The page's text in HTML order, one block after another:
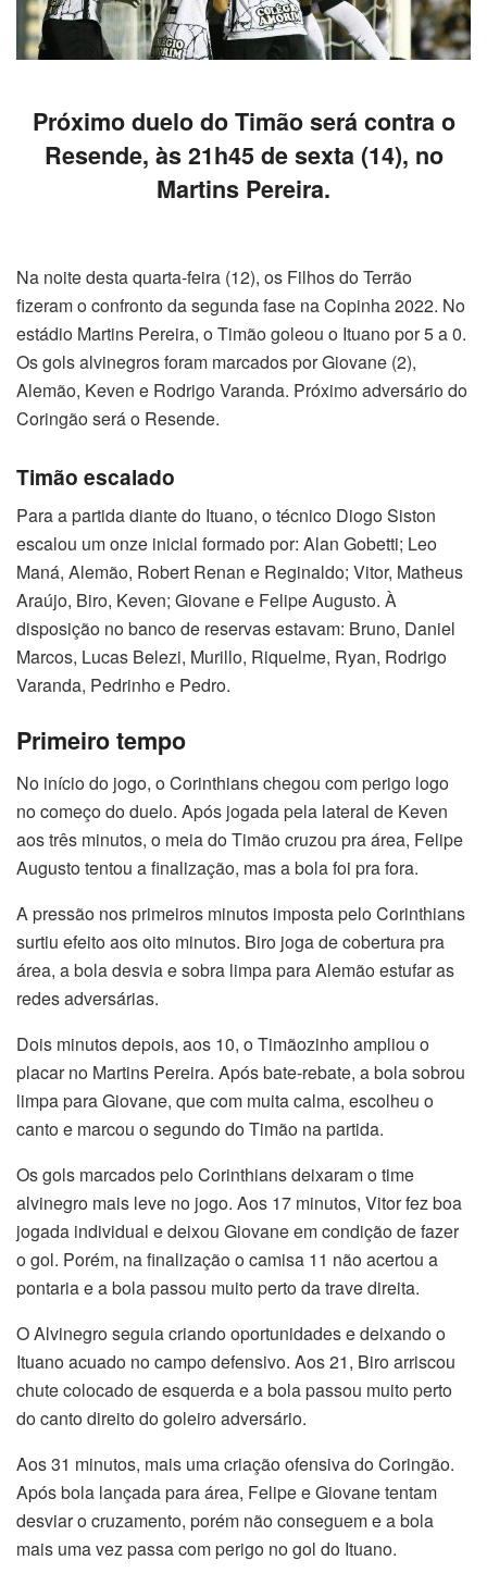
Próximo duelo do Timão será contra o
Resende, às 21h45 de sexta (14), no
Martins Pereira.
Na noite desta quarta-feira (12), os Filhos do Terrão
fizeram o confronto da segunda fase na Copinha 2022. No
estádio Martins Pereira, o Timão goleou o Ituano por 5 a 0.
Os gols alvinegros foram marcados por Giovane (2),
Alemão, Keven e Rodrigo Varanda. Próximo adversário do
Coringão será o Resende.
Timão escalado
Para a partida diante do Ituano, o técnico Diogo Siston
escalou um onze inicial formado por: Alan Gobetti; Leo
Maná, Alemão, Robert Renan e Reginaldo; Vitor, Matheus
Araújo, Biro, Keven; Giovane e Felipe Augusto. À
disposição no banco de reservas estavam: Bruno, Daniel
Marcos, Lucas Belezi, Murillo, Riquelme, Ryan, Rodrigo
Varanda, Pedrinho e Pedro.
Primeiro tempo
No início do jogo, o Corinthians chegou com perigo logo
no começo do duelo. Após jogada pela lateral de Keven
aos três minutos, o meia do Timão cruzou pra área, Felipe
Augusto tentou a finalização, mas a bola foi pra fora.
A pressão nos primeiros minutos imposta pelo Corinthians
surtiu efeito aos oito minutos. Biro joga de cobertura pra
área, a bola desvia e sobra limpa para Alemão estufar as
redes adversárias.
Dois minutos depois, aos 10, o Timãozinho ampliou o
placar no Martins Pereira. Após bate-rebate, a bola sobrou
limpa para Giovane, que com muita calma, escolheu o
canto e marcou o segundo do Timão na partida.
Os gols marcados pelo Corinthians deixaram o time
alvinegro mais leve no jogo. Aos 17 minutos, Vitor fez boa
jogada individual e deixou Giovane em condição de fazer
o gol. Porém, na finalização o camisa 11 não acertou a
pontaria e a bola passou muito perto da trave direita.
O Alvinegro seguia criando oportunidades e deixando o
Ituano acuado no campo defensivo. Aos 21, Biro arriscou
chute colocado de esquerda e a bola passou muito perto
do canto direito do goleiro adversário.
Aos 31 minutos, mais uma criação ofensiva do Coringão.
Após bola lançada para área, Felipe e Giovane tentam
desviar o cruzamento, porém não conseguem e a bola
mais uma vez passa com perigo no gol do Ituano.